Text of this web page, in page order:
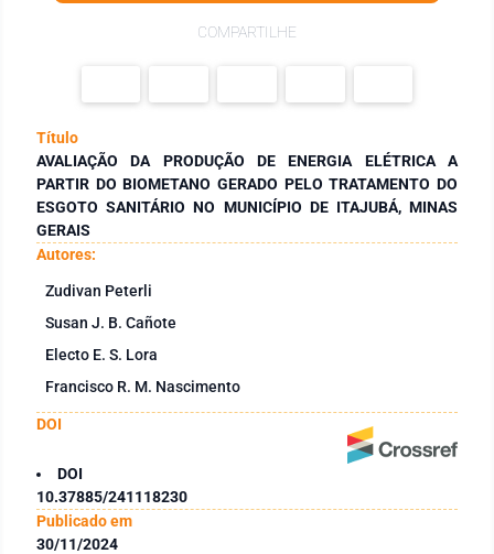
COMPARTILHE
Título
AVALIAÇÃO DA PRODUÇÃO DE ENERGIA ELÉTRICA A
PARTIR DO BIOMETANO GERADO PELO TRATAMENTO DO
ESGOTO SANITÁRIO NO MUNICÍPIO DE ITAJUBÁ, MINAS
GERAIS
Autores:
Zudivan Peterli
Susan J. B. Cañote
Electo E. S. Lora
Francisco R. M. Nascimento
DOI
DOI
10.37885/241118230
Publicado em
30/11/2024